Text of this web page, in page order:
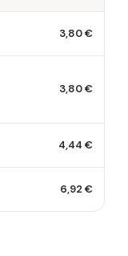
3,80 €
3,80 €
4,44 €
6,92 €